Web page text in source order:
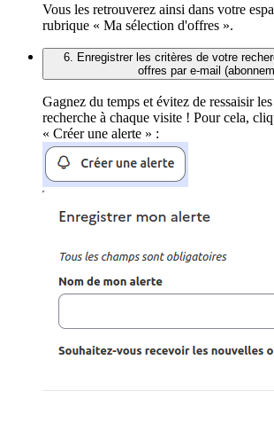
Vous les retrouverez ainsi dans votre
rubrique « Ma sélection d'offres ».
6. Enregistrer les critères de votre
offres par e-mail
Gagnez du temps et évitez de ressaisir
recherche à chaque visite ! Pour cela,
« Créer une alerte » :